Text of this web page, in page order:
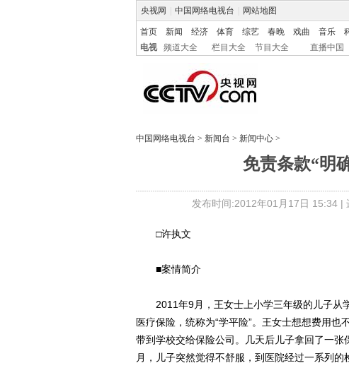
央视网 中国网络电视台 网站地图
首页 新闻 经济 体育 综艺 春晚 戏曲 音乐
电视
频道大全 栏目大全 节目大全 直播中国
中国网络电视台 > 新闻台 > 新闻中心 >
免责条款“明
发布时间:2012年01月17日 15:34 |
□许执文
■案情简介
2011年9月，王女士上小学三年级的儿子从
医疗保险，统称为“学平险”。王女士想想费用
带到学校交给保险公司。几天后儿子拿回了一
月，儿子突然觉得不舒服，到医院经过一系列